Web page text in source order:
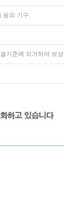
등의 기구
기준에 의거하여 보상